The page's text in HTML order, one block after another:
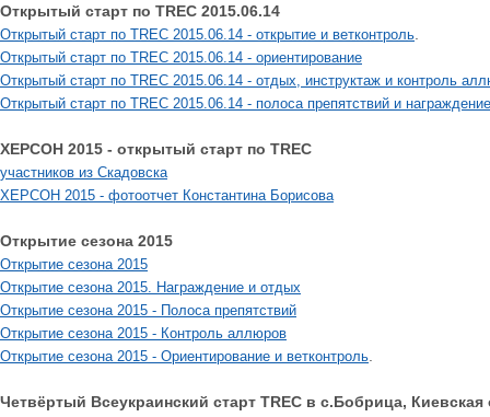
Открытый старт по TREC 2015.06.14
Открытый старт по TREC 2015.06.14 - открытие и ветконтроль
Открытый старт по TREC 2015.06.14 - ориентирование
Открытый старт по TREC 2015.06.14 - отдых, инструктаж и контроль
Открытый старт по TREC 2015.06.14 - полоса препятствий и награждение
ХЕРСОН 2015 - открытый старт по TREC
участников из Скадовска
ХЕРСОН 2015 - фотоотчет Константина Борисова
Открытие сезона 2015
Открытие сезона 2015
Открытие сезона 2015. Награждение и отдых
Открытие сезона 2015 - Полоса препятствий
Открытие сезона 2015 - Контроль аллюров
Открытие сезона 2015 - Ориентирование и ветконтроль
Четвёртый Всеукраинский старт TREC в с.Бобрица,